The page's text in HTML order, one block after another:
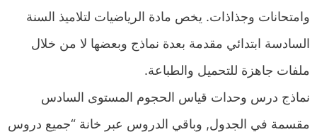
وامتحانات وجذاذات. يخص مادة الرياضيات لتلاميذ السنة
السادسة ابتدائي مقدمة بعدة نماذج وبعضها لا من خلال
ملفات جاهزة للتحميل والطباعة.
نماذج درس وحدات قياس الحجوم المستوى السادس
مقسمة في الجدول, وباقي الدروس عبر خانة “جميع دروس